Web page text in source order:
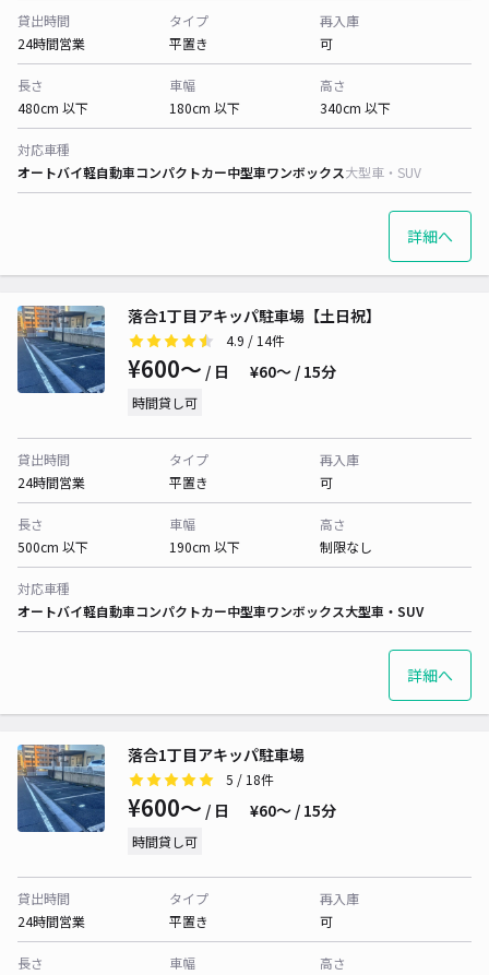
貸出時間
24時間営業
タイプ
平置き
再入庫
可
長さ
480cm 以下
車幅
180cm 以下
高さ
340cm 以下
対応車種
オートバイ軽自動車コンパクトカー中型車ワンボックス大型車・SUV
詳細へ
落合1丁目アキッパ駐車場【土日祝】
4.9 / 14件
¥600〜 / 日 ¥60〜 / 15分
時間貸し可
貸出時間
24時間営業
タイプ
平置き
再入庫
可
長さ
500cm 以下
車幅
190cm 以下
高さ
制限なし
対応車種
オートバイ軽自動車コンパクトカー中型車ワンボックス大型車・SUV
詳細へ
落合1丁目アキッパ駐車場
5 / 18件
¥600〜 / 日 ¥60〜 / 15分
時間貸し可
貸出時間
24時間営業
タイプ
平置き
再入庫
可
長さ
車幅
高さ